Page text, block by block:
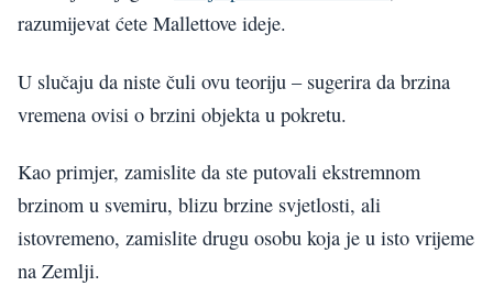
razumijevat ćete Mallettove ideje.
U slučaju da niste čuli ovu teoriju – sugerira da brzina
vremena ovisi o brzini objekta u pokretu.
Kao primjer, zamislite da ste putovali ekstremnom
brzinom u svemiru, blizu brzine svjetlosti, ali
istovremeno, zamislite drugu osobu koja je u isto vrijeme
na Zemlji.